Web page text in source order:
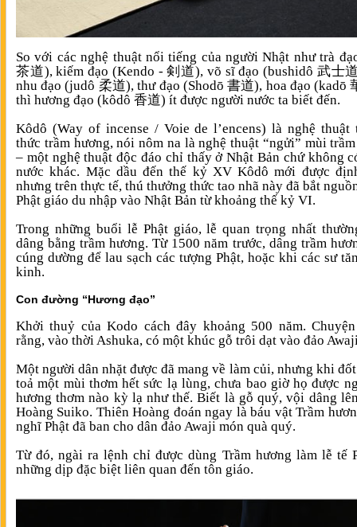
So với các nghệ thuật nổi tiếng của người Nhật như trà
茶道), kiếm đạo (Kendo - 剣道), võ sĩ đạo (bushidô 武士
nhu đạo (judô 柔道),thư đạo (Shodō 書道), hoa đạo (kadō
thì hương đạo (kôdô 香道) ít được người nước ta biết đến.
Kôdô (Way of incense / Voie de l’encens) là nghệ thuật
thức trầm hương, nói nôm na là nghệ thuật “ngửi” mùi
– một nghệ thuật độc đáo chỉ thấy ở Nhật Bản chứ không
nước khác. Mặc dầu đến thế kỷ XV Kôdô mới được
nhưng trên thực tế, thú thưởng thức tao nhã này đã bắt
Phật giáo du nhập vào Nhật Bản từ khoảng thế kỷ VI.
Trong những buổi lễ Phật giáo, lễ quan trọng nhất
dâng bằng trầm hương. Từ 1500 năm trước, dâng trầm
cúng dường để lau sạch các tượng Phật, hoặc khi các sư
kinh.
Con đường “Hương đạo”
Khởi thuỷ của Kodo cách đây khoảng 500 năm.
rằng, vào thời Ashuka, có một khúc gỗ trôi dạt vào đảo
Một người dân nhặt được đã mang về làm củi, nhưng khi
toả một mùi thơm hết sức lạ lùng, chưa bao giờ họ được
hương thơm nào kỳ lạ như thế. Biết là gỗ quý, vội dâng
Hoàng Suiko. Thiên Hoàng đoán ngay là báu vật Trầm
nghĩ Phật đã ban cho dân đảo Awaji món quà quý.
Từ đó, ngài ra lệnh chỉ được dùng Trầm hương làm lễ tế
những dịp đặc biệt liên quan đến tôn giáo.